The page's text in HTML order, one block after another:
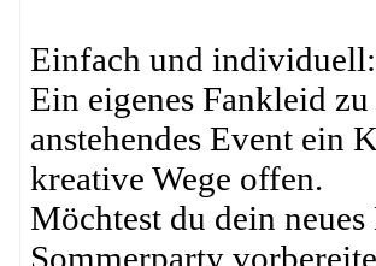
Einfach und
Ein eigenes Fankleid
anstehendes Event ein
kreative Wege offen.
Möchtest du dein
Sommerparty